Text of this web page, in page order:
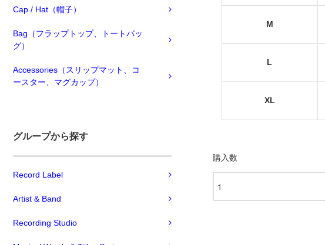
Cap / Hat（帽子）
Bag（フラップトップ、トートバッ
グ）
Accessories（スリップマット、コ
ースター、マグカップ）
グループから探す
Record Label
Artist & Band
Recording Studio
M
L
XL
購入数